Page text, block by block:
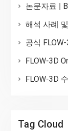
논문자료 |
해석 사례
공식
FLOW-3D
FLOW-3D
Tag Cloud